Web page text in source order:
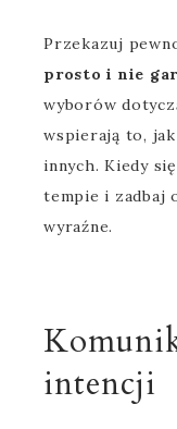
Przekazuj
prosto i nie
wyborów
wspierają to,
innych. Kiedy
tempie i zadbaj
wyraźne.
intencji